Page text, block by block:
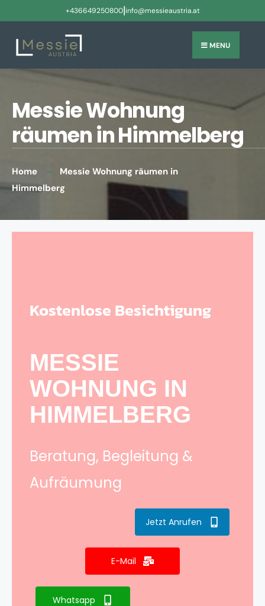
+436649250800|info@messieaustria.at
MENU
Messie Wohnung
räumen in Himmelberg
Home
Messie Wohnung räumen in
Himmelberg
Kostenlose Besichtigung
MESSIE
WOHNUNG IN
HIMMELBERG
Beratung, Begleitung &
Aufräumung
Jetzt Anrufen
E-Mail
Whatsapp